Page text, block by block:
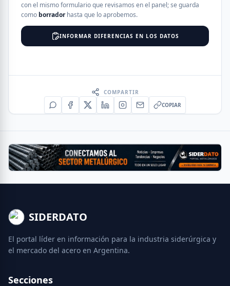
con el mismo formulario que revisamos en el panel; se guarda
como borradorhasta que lo aprobemos.
INFORMAR DIFERENCIAS EN LOS DATOS
COMPARTIR
COPIAR
SIDERDATO
El portal líder en información para la industria siderúrgica y
el mercado del acero en Argentina.
Secciones